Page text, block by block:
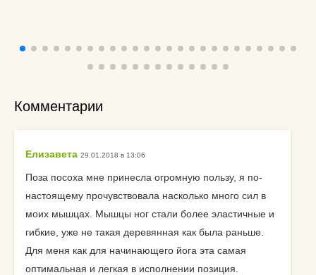
Комментарии
Елизавета 29.01.2018 в 13:06
Поза посоха мне принесла огромную пользу, я по-
настоящему прочувствовала насколько много сил в
моих мышцах. Мышцы ног стали более эластичные и
гибкие, уже не такая деревянная как была раньше.
Для меня как для начинающего йога эта самая
оптимальная и легкая в исполнении позиция.